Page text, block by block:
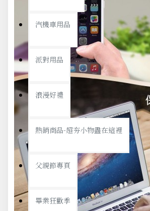
汽機車用品
派對用品
浪漫好禮
熱銷商品-超夯小物盡在這裡
父親節專頁
畢業狂歡季